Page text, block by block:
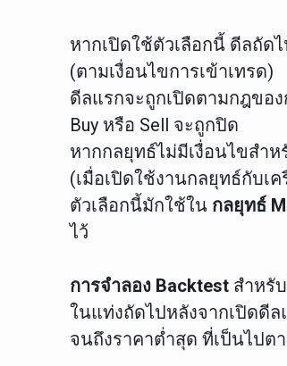
หากเปิดใช้ตัวเลือกนี้ ดีลถัด
(ตามเงื่อนไขการเข้าเทรด)
ดีลแรกจะถูกเปิดตามกฎขอ
Buy หรือ Sell จะถูกปิด
หากกลยุทธ์ไม่มีเงื่อนไขสำ
(เมื่อเปิดใช้งานกลยุทธ์กับเ
ตัวเลือกนี้มักใช้ใน กลยุทธ์
ไว้
การจำลอง Backtest สำหรั
ในแท่งถัดไปหลังจากเปิดดีล
จนถึงราคาต่ำสุด ที่เป็นไปต